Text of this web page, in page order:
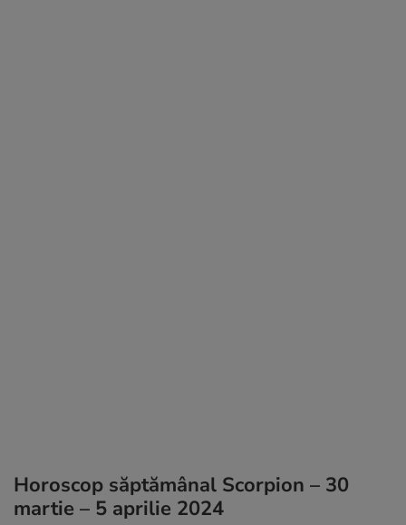
Horoscop săptămânal Scorpion – 30
martie – 5 aprilie 2024